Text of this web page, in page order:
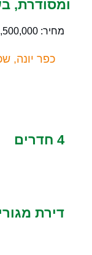
ומסודרת,
מחיר: 2,500,000
כפר יונה,
4 חדרים
דירת